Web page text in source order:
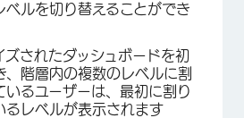
ベルを切り替えることができ
ズされたダッシュボードを初
、階層内の複数のレベルに割
いるユーザーは、最初に割り
るレベルが表示されます